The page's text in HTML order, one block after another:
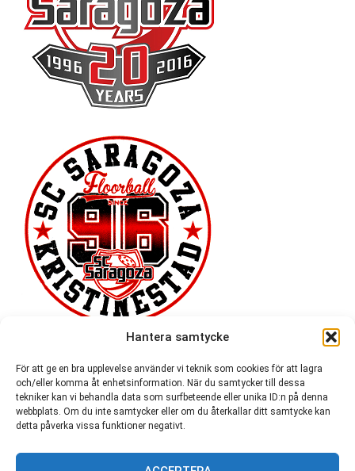
Hantera samtycke
För att ge en bra upplevelse använder vi teknik som cookies för att lagra
och/eller komma åt enhetsinformation. När du samtycker till dessa
tekniker kan vi behandla data som surfbeteende eller unika ID:n på denna
webbplats. Om du inte samtycker eller om du återkallar ditt samtycke kan
detta påverka vissa funktioner negativt.